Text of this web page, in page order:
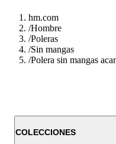
hm.com
/Hombre
/Poleras
/Sin mangas
/Polera sin mangas
COLECCIONES